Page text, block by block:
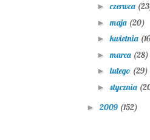
►czerwca
►maja (20)
►kwietnia
►marca (28)
► lutego (29)
►stycznia
►2009 (152)